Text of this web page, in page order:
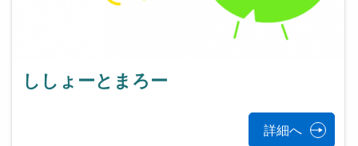
ししょーとまろー
詳細へ